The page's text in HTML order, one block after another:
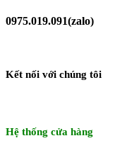
0975.019.091(zalo)
Kết nối với chúng tôi
Hệ thống cửa hàng